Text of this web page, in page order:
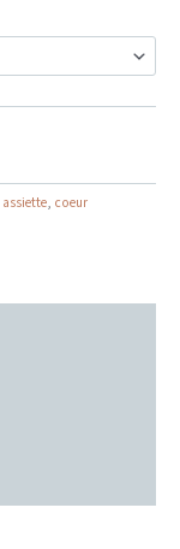
assiette, coeur